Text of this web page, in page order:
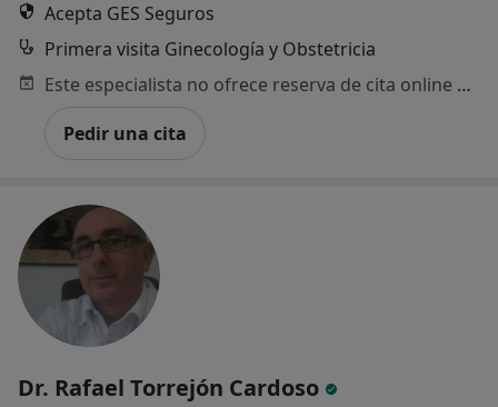
Acepta GES Seguros
Primera visita Ginecología y Obstetricia
Este especialista no ofrece reserva de cita online en esta dirección.
Pedir una cita
Dr. Rafael Torrejón Cardoso